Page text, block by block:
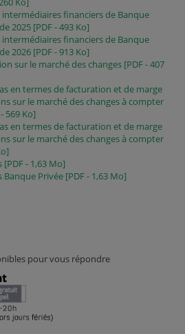
intermédiaires financiers de Banque
2025 [PDF - 493 Ko]
intermédiaires financiers de Banque
2026 [PDF - 913 Ko]
sur le marché des changes [PDF - 407
en termes de facturation et de marge
sur le marché des changes à compter
569 Ko]
en termes de facturation et de marge
sur le marché des changes à compter
[PDF - 1,63 Mo]
Banque Privée [PDF - 1,63 Mo]
pour vous répondre